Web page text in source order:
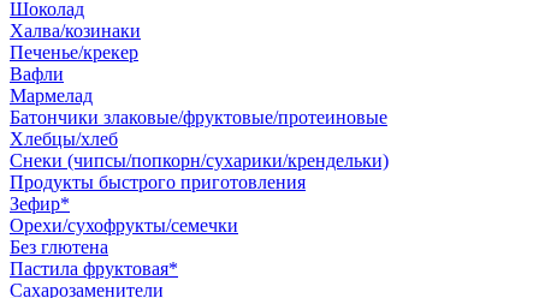
Шоколад
Халва/козинаки
Печенье/крекер
Вафли
Мармелад
Батончики злаковые/фруктовые/протеиновые
Хлебцы/хлеб
Снеки (чипсы/попкорн/сухарики/крендельки)
Продукты быстрого приготовления
Зефир*
Орехи/сухофрукты/семечки
Без глютена
Пастила фруктовая*
Сахарозаменители